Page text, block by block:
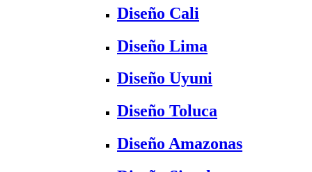
Diseño Cali
Diseño Lima
Diseño Uyuni
Diseño Toluca
Diseño Amazonas